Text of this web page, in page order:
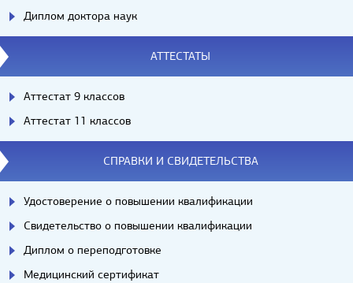
Диплом доктора наук
АТТЕСТАТЫ
Аттестат 9 классов
Аттестат 11 классов
СПРАВКИ И СВИДЕТЕЛЬСТВА
Удостоверение о повышении квалификации
Свидетельство о повышении квалификации
Диплом о переподготовке
Медицинский сертификат